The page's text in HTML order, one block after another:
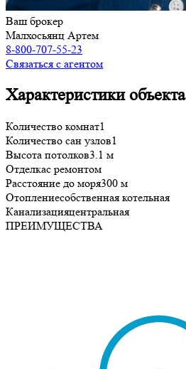
Ваш брокер
Малхосьянц Артем
8-800-707-55-23
Связаться с агентом
Характеристики объекта
Количество комнат1
Количество сан узлов1
Высота потолков3.1 м
Отделкас ремонтом
Расстояние до моря300 м
Отоплениесобственная котельная
Канализацияцентральная
ПРЕИМУЩЕСТВА